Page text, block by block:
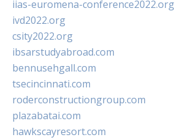
iias-euromena-conference2022.org
ivd2022.org
csity2022.org
ibsarstudyabroad.com
bennusehgall.com
tsecincinnati.com
roderconstructiongroup.com
plazabatai.com
hawkscayresort.com